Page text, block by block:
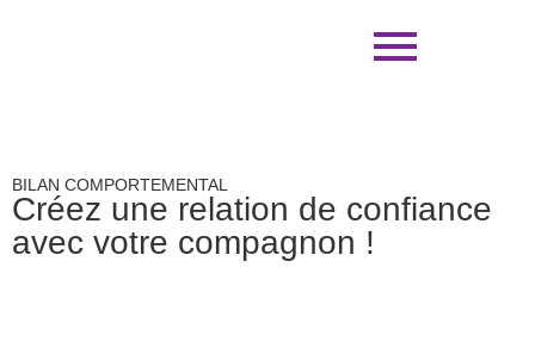
BILAN COMPORTEMENTAL
Créez une relation de confiance
avec votre compagnon !